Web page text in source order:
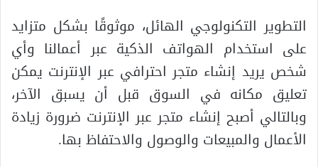
التطوير التكنولوجي الهائل، موثوقًا بشكل متزايد
على استخدام الهواتف الذكية عبر أعمالنا وأي
شخص يريد إنشاء متجر احترافي عبر الإنترنت يمكن
تعليق مكانه في السوق قبل أن يسبق الآخر،
وبالتالي أصبح إنشاء متجر عبر الإنترنت ضرورة زيادة
الأعمال والمبيعات والوصول والاحتفاظ بها.